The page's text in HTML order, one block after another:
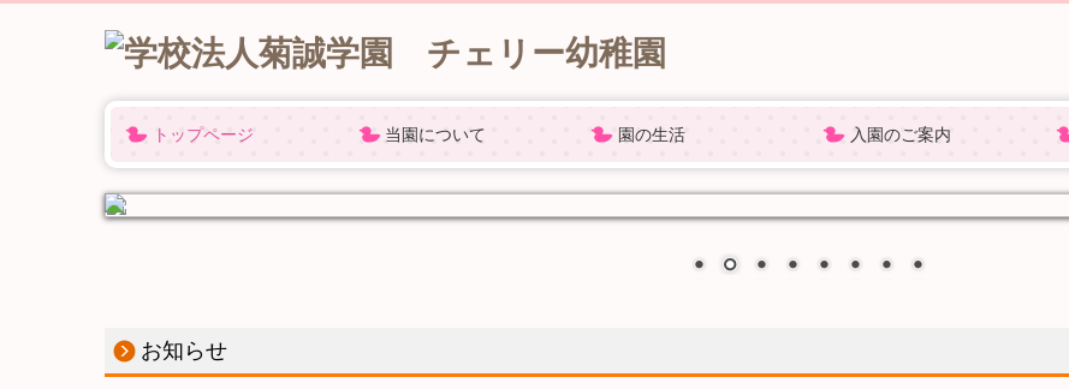
トップページ 当園について
保育理念
施設紹介
2歳児クラス(４年保育)
園の概要
交通案内
園の生活
cherry blog
1日の流れ
年間行事
各種書類
課外教室
入園のご案内
プレ保育
園見学
募集要項
バスコース
よくあるご質問
お知らせ